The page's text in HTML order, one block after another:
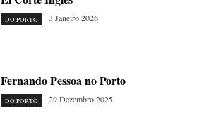
DO PORTO 3 Janeiro 2026
Fernando Pessoa no Porto
DO PORTO 29 Dezembro 2025